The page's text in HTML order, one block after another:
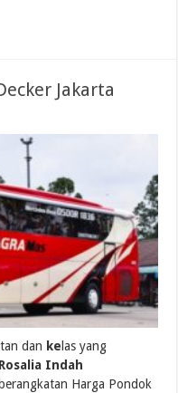
Jakarta
dan ke las yang
Rosalia Indah
berangkatan Harga Pondok